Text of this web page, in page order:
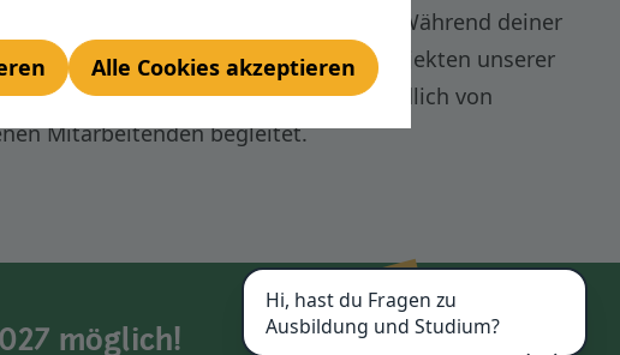
Alle Cookies akzeptieren
ein individuelles Studium möglich. Während deiner
du bei uns in verschiedenen Projekten unserer
mit. Dabei wirst du selbstverständlich von
Mitarbeitenden begleitet.
möglich!
Hi, hast du Fragen zu
Ausbildung und Studium?